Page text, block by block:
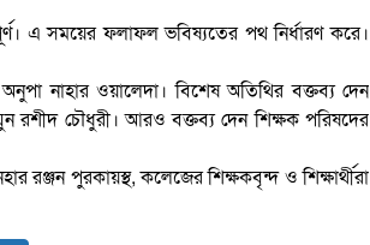
এ সময়ের ফলাফল ভবিষ্যতের পথ নির্ধারণ করে।
নাহার ওয়ালেদা। বিশেষ অতিথির বক্তব্য দেন
রশীদ চৌধুরী। আরও বক্তব্য দেন শিক্ষক পরিষদের
রঞ্জন পুরকায়স্থ, কলেজের শিক্ষকবৃন্দ ও শিক্ষার্থীরা